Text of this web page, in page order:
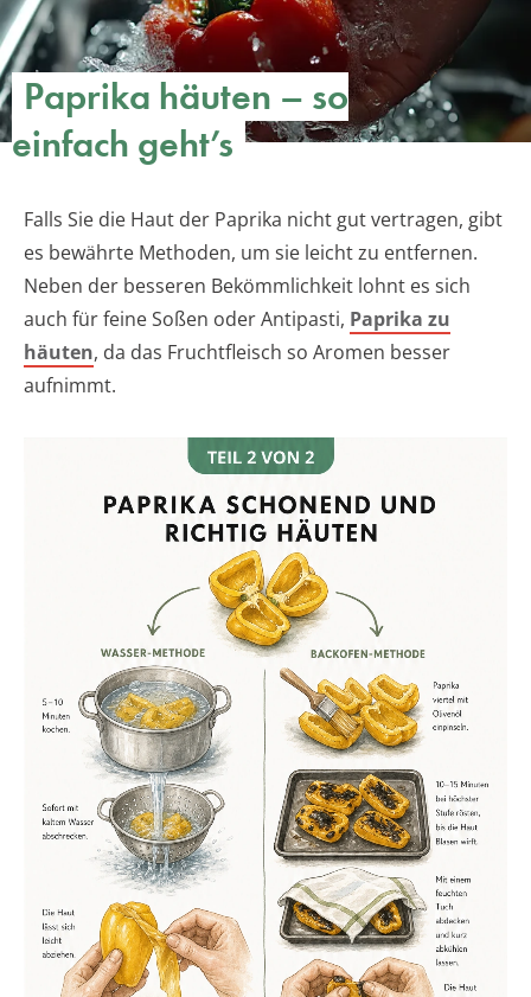
Paprika häuten – so
einfach geht’s
Falls Sie die Haut der Paprika nicht gut vertragen, gibt
es bewährte Methoden, um sie leicht zu entfernen.
Neben der besseren Bekömmlichkeit lohnt es sich
auch für feine Soßen oder Antipasti, Paprika zu
häuten, da das Fruchtfleisch so Aromen besser
aufnimmt.